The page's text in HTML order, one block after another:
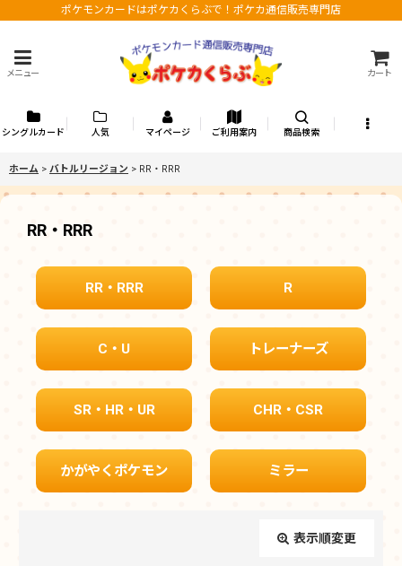
ポケモンカードはポケカくらぶで！ポケカ通信販売専門店
メニュー カート
シングルカード 人気 マイページ ご利用案内 商品検索
ホーム > バトルリージョン > RR・RRR
RR・RRR
RR・RRR R
C・U トレーナーズ
SR・HR・UR CHR・CSR
かがやくポケモン ミラー
表示順変更